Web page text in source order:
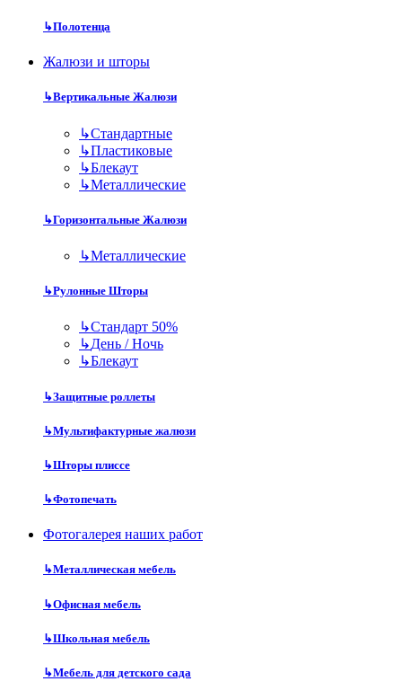
↳Полотенца
Жалюзи и шторы
↳Вертикальные Жалюзи
↳Стандартные
↳Пластиковые
↳Блекаут
↳Металлические
↳Горизонтальные Жалюзи
↳Металлические
↳Рулонные Шторы
↳Стандарт 50%
↳День / Ночь
↳Блекаут
↳Защитные роллеты
↳Мультифактурные жалюзи
↳Шторы плиссе
↳Фотопечать
Фотогалерея наших работ
↳Металлическая мебель
↳Офисная мебель
↳Школьная мебель
↳Мебель для детского сада